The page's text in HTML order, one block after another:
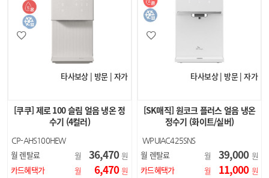
타사보상 | 방문 | 자가
[쿠쿠] 제로 100 슬림 얼음 냉온 정
수기 (4컬러)
CP-AHS100HEW
CP-AHS100HEBR
CP-AHS100HEB
월 렌탈료 월 36,470 원
카드혜택가
월 6,470 원
타사보상 | 방문 | 자가
[SK매직] 원코크 플러스 얼음 냉온
정수기 (화이트/실버)
WPUIAC425SNS
월 렌탈료 월 39,000 원
카드혜택가
월 11,000 원